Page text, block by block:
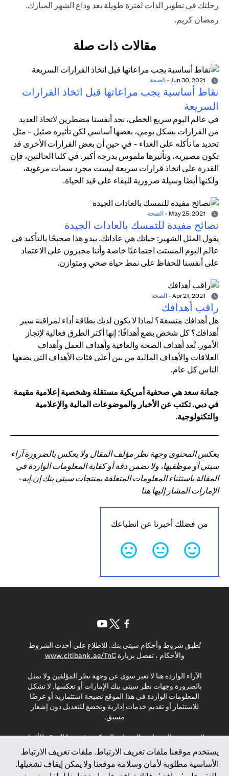
رحلتك في تطوير الذات لفترة طويلة بعد وداع الشهر المبارك.
رمضان كريم.
مقالات ذات صلة
- الصحة
نقاط أساسية يجب مراعاتها قبل اتخاذ القرارات
السريعة
في عالم اليوم سريع الخطى، نجد أنفسنا مضطرين لاتخاذ العديد
من القرارات بشكل يومي، بعضها أساسي لكن تأثيره ضئيل - مثل
تحديد ما نأكله على الغداء - في حين أن بعض القرارات الأخرى قد
تكون مصيرية، وتأثيرها ملموس بدرجة أكبر. في كلتا الحالتين، فإن
القدرة على اتخاذ قرارات سريعة ليست مجرد سمات مرغوبة،
ولكنها أيضًا وسيلة ضرورية للبقاء على قيد الحياة.
- الصحة
نصائح مفيدة للتمسك بالعادات الجيدة
يقول المثل الشهير: حياتك هي عاداتك. يبدو هذا صحيحًا بالتأكيد في
عالم اليوم المشتت اجتماعيًا خاصة وأننا مجبرون على الاعتماد
على أنفسنا للحفاظ على نمط حياة صحي ومتوازن.
- الصحة
راقب أهدافك
هل أهدافك متسقة؟ لماذا لا يكون لديك بطاقة أداء لمراقبة سير
أهدافك؟ كل شخص يضع أهدافًا؛ إنها أكثر الطرق فعالية لإنجاز
الأمور. تُعد أهداف الصحة والعافية وأهداف العمل وأهداف
العلاقات والأهداف المالية من بين أعلى فئات الأهداف التي يضعها
الناس كل عام.
جمانة سعد هي صحفية أمريكية مستقلة وشخصية إعلامية مقيمة
في دبي. تكتب عن الأخبار والموضوعات المالية والإعلامية
والتكنولوجية.
يعكس المحتوى وجهة نظر مؤلف المقال ولا يعكس بالضرورة آراء
سيتي أو موظفيها، ولا نضمن دقة أو كفاية المعلومات الواردة في
المقالة باستثناء المعلومات المتعلقة بمنتجات سيتي بنك إن.إيه-
الإمارات المشار إليها هنا
من فضلك أخبرنا عن انطباعك
يستخدم موقعنا ملفات تعريف الارتباط. ملفات تعريف الارتباط
الأساسية مطلوبة لأمان وسلامة موقعنا ولا يمكن إيقاف تشغيلها.
تُطبق شروط وأحكام سيتي بنك. للاطلاع على أحدث الشروط
والأحكام ، تفضل بزيارةwww.citibank.ae/TnC
(opens in a new tab)
الآراء الواردة هنا لا تعبر سوى عن وجهة نظر المؤلفين ولا تمثل
بالضرورة وجهات نظر سيتي بنك الإمارات أو تعكسها. لا تشكل
المعلومات الواردة في هذا الموقع نصيحة استثمارية أو عرضًا
للاستثمار أو تقديم خدمات إدارية وتخضع للتعديل دون إشعار
مسبق.
لا يتم تقديم المنتجات والخدمات المذكورة في هذا الموقع للأفراد
المقيمين في الاتحاد الأوروبي أو المنطقة الاقتصادية الأوروبية أو
سويسرا أو غيرنسي أو جيرسي أو موناكو أو سان مارينو أو
الفاتيكان أو جزيرة مان أو المملكة المتحدة أو خصوصية البيانات